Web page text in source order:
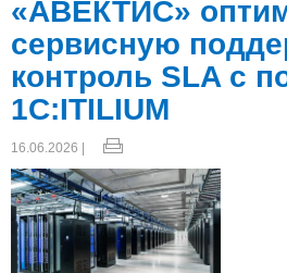
«АВЕКТИС»
сервисную
контроль SLA с
1С:ITILIUM
16.06.2026 |